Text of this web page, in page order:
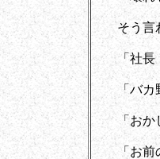
そう言わ
「社長！
「バカ野
「おかし
「お前の